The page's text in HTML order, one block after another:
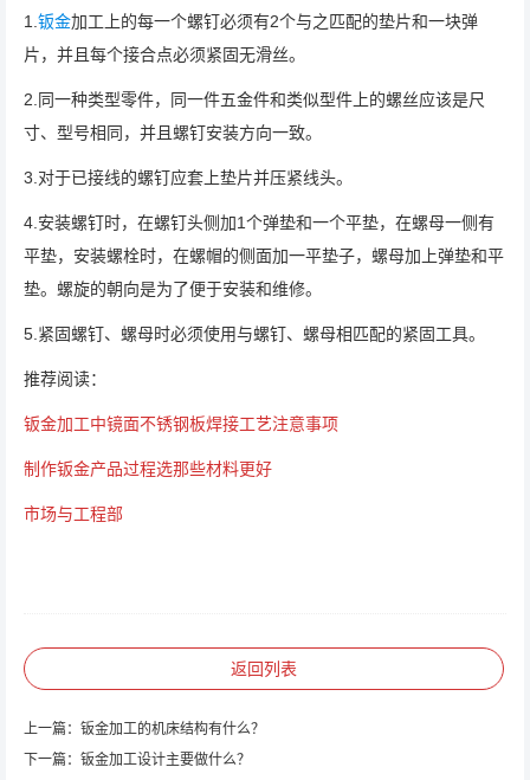
1. 钣金加工上的每一个螺钉必须有2个与之匹配的垫片和一块弹
片，并且每个接合点必须紧固无滑丝。
2.同一种类型零件，同一件五金件和类似型件上的螺丝应该是尺
寸、型号相同，并且螺钉安装方向一致。
3.对于已接线的螺钉应套上垫片并压紧线头。
4.安装螺钉时，在螺钉头侧加1个弹垫和一个平垫，在螺母一侧有
平垫，安装螺栓时，在螺帽的侧面加一平垫子，螺母加上弹垫和平
垫。螺旋的朝向是为了便于安装和维修。
5.紧固螺钉、螺母时必须使用与螺钉、螺母相匹配的紧固工具。
推荐阅读：
钣金加工中镜面不锈钢板焊接工艺注意事项
制作钣金产品过程选那些材料更好
市场与工程部
返回列表
上一篇： 钣金加工的机床结构有什么？
下一篇： 钣金加工设计主要做什么？